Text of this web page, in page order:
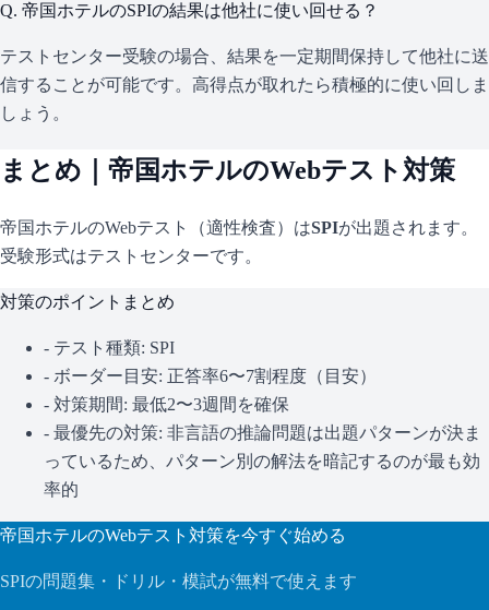
Q. 帝国ホテルのSPIの結果は他社に使い回せる？
テストセンター受験の場合、結果を一定期間保持して他社に送
信することが可能です。高得点が取れたら積極的に使い回しま
しょう。
まとめ｜ 帝国ホテルのWebテスト対策
帝国ホテルのWebテスト（適性検査）はSPIが出題されます。
受験形式はテストセンターです。
対策のポイントまとめ
- テスト種類: SPI
- ボーダー目安: 正答率6〜7割程度（目安）
- 対策期間: 最低2〜3週間を確保
- 最優先の対策: 非言語の推論問題は出題パターンが決ま
っているため、パターン別の解法を暗記するのが最も効
率的
帝国ホテルのWebテスト対策を今すぐ始める
SPIの問題集・ドリル・模試が無料で使えます